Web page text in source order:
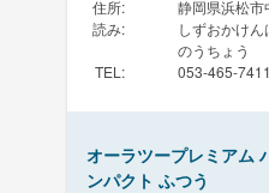
住所:
静岡県浜松市
読み:
しずおかけ
のうちょう
TEL : 053-465-7411
オーラツープレミアム
ンパクト ふつう